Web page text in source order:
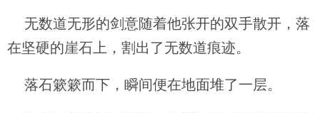
无数道无形的剑意随着他张开的双手散开，落
在坚硬的崖石上，割出了无数道痕迹。
落石簌簌而下，瞬间便在地面堆了一层。